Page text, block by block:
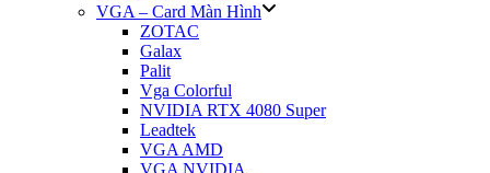
VGA – Card Màn Hình
ZOTAC
Galax
Palit
Vga Colorful
NVIDIA RTX 4080 Super
Leadtek
VGA AMD
VGA NVIDIA